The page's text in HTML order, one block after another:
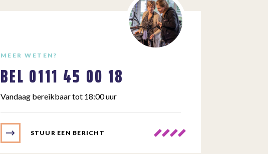
MEER WETEN?
BEL 0111 45 00 18
Vandaag bereikbaar tot 18:00 uur
STUUR EEN BERICHT